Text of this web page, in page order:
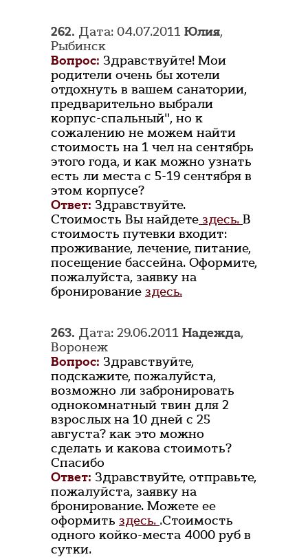
262. Дата: 04.07.2011 Юлия,
Рыбинск
Вопрос: Здравствуйте! Мои
родители очень бы хотели
отдохнуть в вашем санатории,
предварительно выбрали
корпус-спальный", но к
сожалению не можем найти
стоимость на 1 чел на сентябрь
этого года, и как можно узнать
есть ли места с 5-19 сентября в
этом корпусе?
Ответ: Здравствуйте.
Стоимость Вы найдете здесь. В
стоимость путевки входит:
проживание, лечение, питание,
посещение бассейна. Оформите,
пожалуйста, заявку на
бронирование здесь.
263. Дата: 29.06.2011 Надежда,
Воронеж
Вопрос: Здравствуйте,
подскажите, пожалуйста,
возможно ли забронировать
однокомнатный твин для 2
взрослых на 10 дней с 25
августа? как это можно
сделать и какова стоимоть?
Спасибо
Ответ: Здравствуйте, отправьте,
пожалуйста, заявку на
бронирование. Можете ее
оформить здесь. .Стоимость
одного койко-места 4000 руб в
сутки.